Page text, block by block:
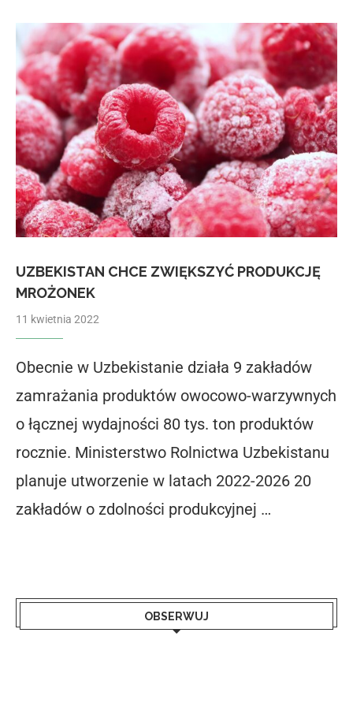
UZBEKISTAN CHCE ZWIĘKSZYĆ PRODUKCJĘ
MROŻONEK
11 kwietnia 2022
Obecnie w Uzbekistanie działa 9 zakładów
zamrażania produktów owocowo-warzywnych
o łącznej wydajności 80 tys. ton produktów
rocznie. Ministerstwo Rolnictwa Uzbekistanu
planuje utworzenie w latach 2022-2026 20
zakładów o zdolności produkcyjnej …
OBSERWUJ